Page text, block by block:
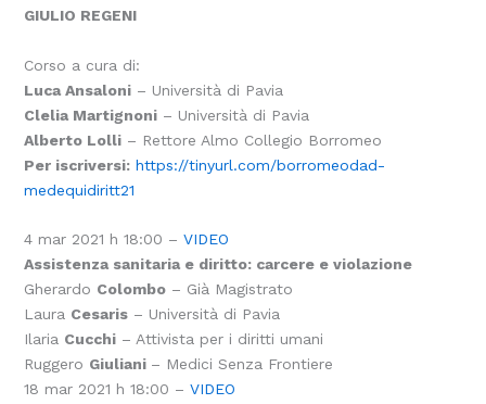
GIULIO REGENI
Corso a cura di:
Luca Ansaloni– Università di Pavia
Clelia Martignoni– Università di Pavia
Alberto Lolli– Rettore Almo Collegio Borromeo
Per iscriversi: https://tinyurl.com/borromeodad-
medequidiritt21
4 mar 2021 h 18:00 – VIDEO
Assistenza sanitaria e diritto: carcere e violazione
Gherardo Colombo– Già Magistrato
Laura Cesaris– Università di Pavia
Ilaria Cucchi– Attivista per i diritti umani
Ruggero Giuliani – Medici Senza Frontiere
18 mar 2021 h 18:00 – VIDEO